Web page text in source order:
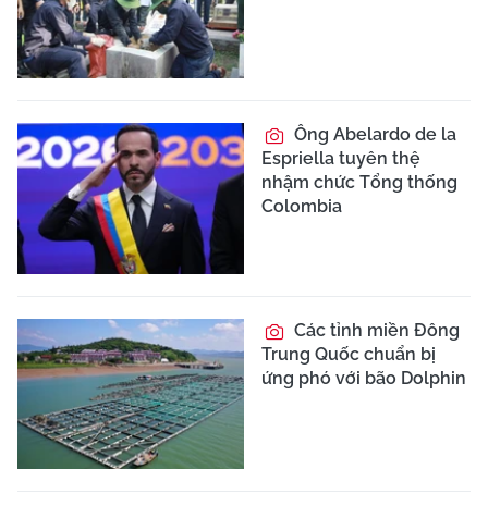
Ông Abelardo de la
Espriella tuyên thệ
nhậm chức Tổng thống
Colombia
Các tỉnh miền Đông
Trung Quốc chuẩn bị
ứng phó với bão Dolphin